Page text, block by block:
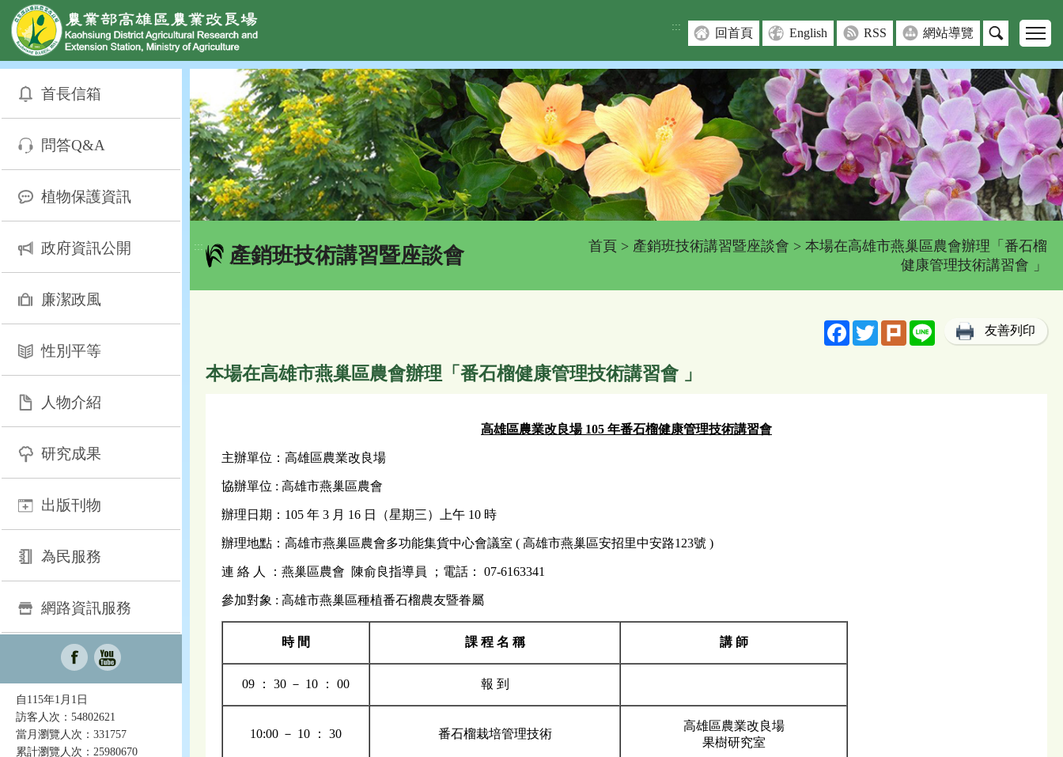
網頁置頂
::: 回首頁 English RSS 網站導覽
首長信箱
問答Q&A
植物保護資訊
政府資訊公開
廉潔政風
性別平等
人物介紹
研究成果
出版刊物
為民服務
網路資訊服務
自115年1月1日
訪客人次：54802621
當月瀏覽人次：331757
累計瀏覽人次：25980670
::: 產銷班技術講習暨座談會 首頁 > 產銷班技術講習暨座談會 > 本場在高雄市燕巢區農會辦理「番石榴
健康管理技術講習會 」
FacebookTwitterPlurk Line 友善列印
本場在高雄市燕巢區農會辦理「番石榴健康管理技術講習會 」
高雄區農業改良場 105 年番石榴健康管理技術講習會
主辦單位：高雄區農業改良場
協辦單位 : 高雄市燕巢區農會
辦理日期：105 年 3 月 16 日（星期三）上午 10 時
辦理地點：高雄市燕巢區農會多功能集貨中心會議室 ( 高雄市燕巢區安招里中安路123號 )
連 絡 人 ：燕巢區農會 陳俞良指導員 ；電話： 07-6163341
參加對象 : 高雄市燕巢區種植番石榴農友暨眷屬
時 間 課 程 名 稱 講 師
09 ： 30 － 10 ： 00 報 到
10:00 － 10 ： 30 番石榴栽培管理技術
高雄區農業改良場
果樹研究室